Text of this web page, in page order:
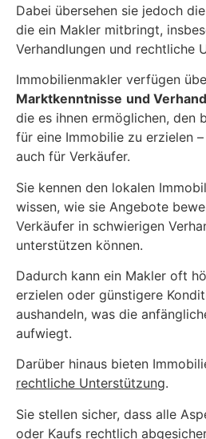
Dabei übersehen sie jedoch
die ein Makler mitbringt,
Verhandlungen und rechtliche
Immobilienmakler verfügen
Marktkenntnisse und
die es ihnen ermöglichen, den
für eine Immobilie zu erzielen
auch für Verkäufer.
Sie kennen den lokalen
wissen, wie sie Angebote
Verkäufer in schwierigen
unterstützen können.
Dadurch kann ein Makler oft
erzielen oder günstigere
aushandeln, was die
aufwiegt.
Darüber hinaus bieten
rechtliche Unterstützung.
Sie stellen sicher, dass alle
oder Kaufs rechtlich